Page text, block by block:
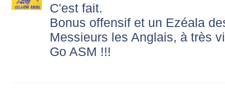
C'est fait.
Bonus offensif et un Ezéala
Messieurs les Anglais, à très
Go ASM !!!